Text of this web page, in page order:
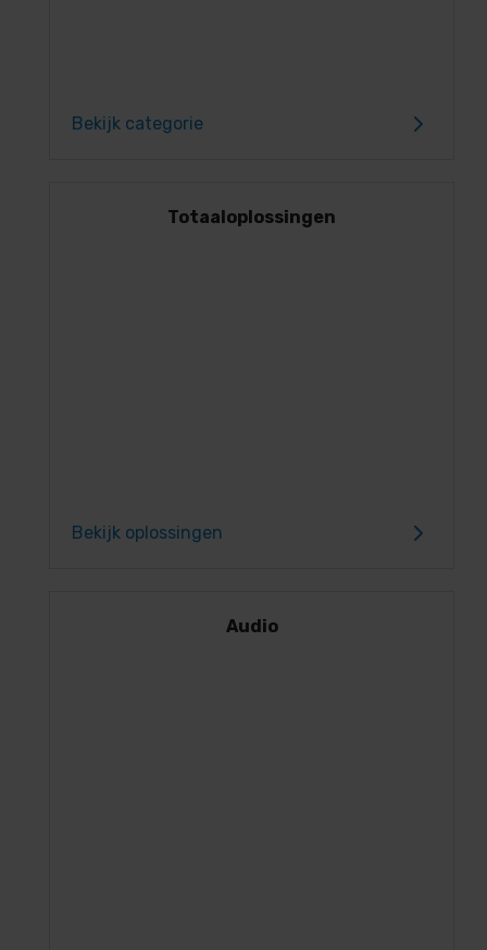
Bekijk categorie
Totaaloplossingen
Bekijk oplossingen
Audio